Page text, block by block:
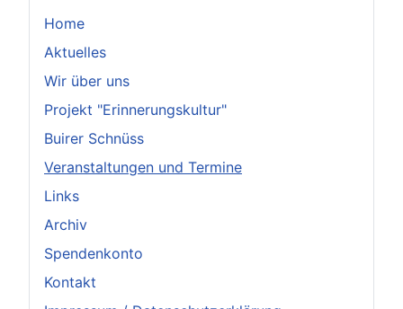
Home
Aktuelles
Wir über uns
Projekt "Erinnerungskultur"
Buirer Schnüss
Veranstaltungen und Termine
Links
Archiv
Spendenkonto
Kontakt